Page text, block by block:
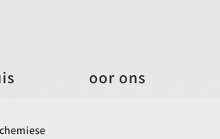
oor ons
chemiese